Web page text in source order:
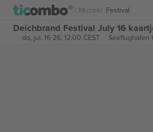
Muziek Festival
Deichbrand Festival July 16
do, jul. 16 26, 12:00 CEST Seeflughafen